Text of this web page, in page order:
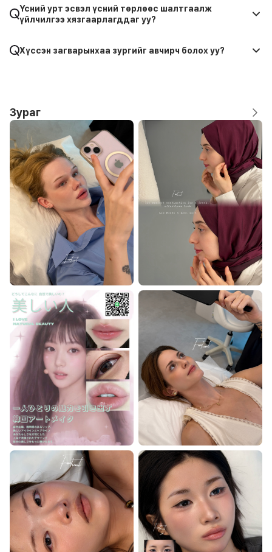
Үсний урт эсвэл үсний төрлөөс шалтгаалж
үйлчилгээ хязгаарлагддаг уу?
Хүссэн загварынхаа зургийг авчирч болох уу?
Зураг